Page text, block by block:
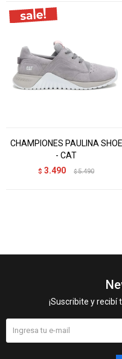
CHAMPIONES PAULINA SHOE
- CAT
$ 3.490 $ 5.490
¡Suscribite y